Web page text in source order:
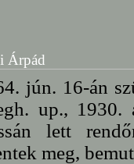
Árpád
jún. 16-án
up., 1930.
lett
meg,